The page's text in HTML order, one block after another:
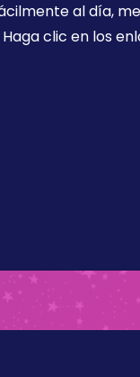
al día,
clic en los